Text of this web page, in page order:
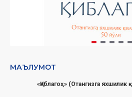
МАЪЛУМОТ
«Қиблагоҳ» (Отангизга яхшилик